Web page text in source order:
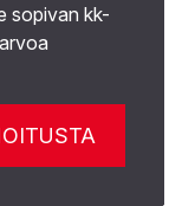
sopivan kk-